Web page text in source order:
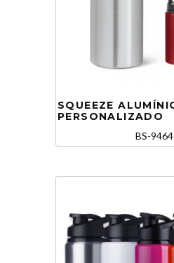
SQUEEZE
PERSONALIZADO
BS-